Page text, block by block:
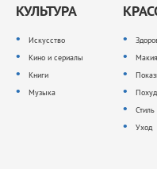
КУЛЬТУРА
Искусство
Кино и сериалы
Книги
Музыка
Стиль
Уход